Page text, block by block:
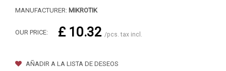
MANUFACTURER: MIKROTIK
OUR PRICE: £ 10.32 /pcs. tax incl.
AÑADIR A LA LISTA DE DESEOS